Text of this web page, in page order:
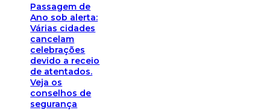
Passagem de
Ano sob alerta:
Várias cidades
cancelam
celebrações
devido a receio
de atentados.
Veja os
conselhos de
segurança